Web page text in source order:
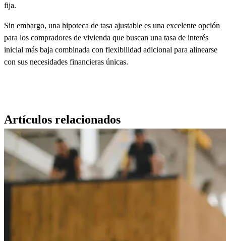
fija.
Sin embargo, una hipoteca de tasa ajustable es una excelente opción
para los compradores de vivienda que buscan una tasa de interés
inicial más baja combinada con flexibilidad adicional para alinearse
con sus necesidades financieras únicas.
Artículos relacionados